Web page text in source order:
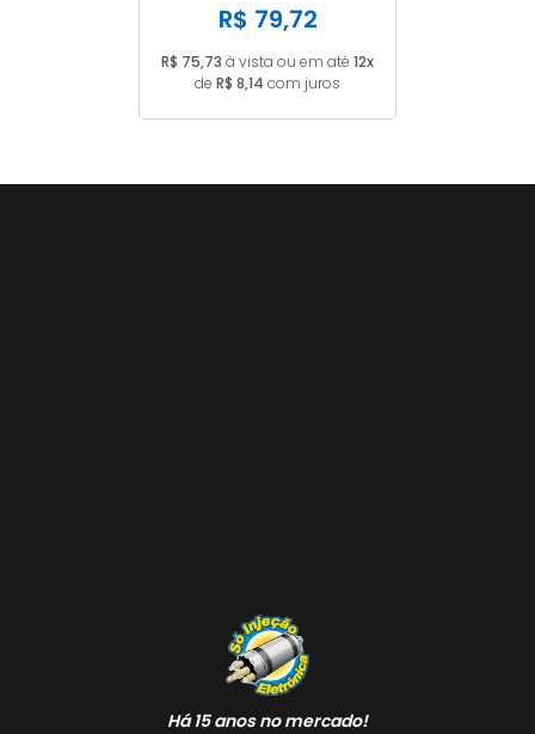
R$ 79,72
R$ 75,73 à vista ou em até 12x
de R$ 8,14 com juros
Há 15 anos no mercado!